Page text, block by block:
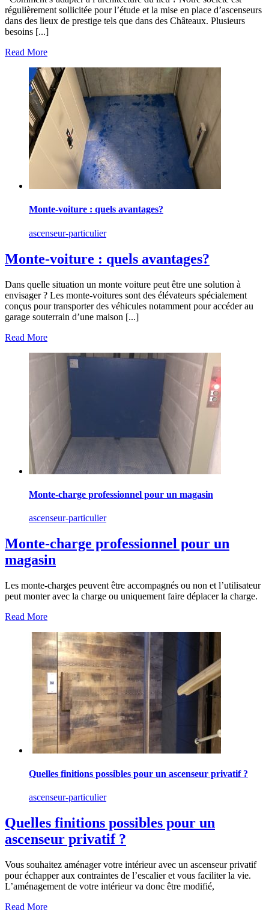
régulièrement sollicitée pour l’étude et la mise en place d’ascenseurs
dans des lieux de prestige tels que dans des Châteaux. Plusieurs
besoins [...]
Read More
Monte-voiture : quels avantages?
ascenseur-particulier
Monte-voiture : quels avantages?
Dans quelle situation un monte voiture peut être une solution à
envisager ? Les monte-voitures sont des élévateurs spécialement
conçus pour transporter des véhicules notamment pour accéder au
garage souterrain d’une maison [...]
Read More
Monte-charge professionnel pour un magasin
ascenseur-particulier
Monte-charge professionnel pour un
magasin
Les monte-charges peuvent être accompagnés ou non et l’utilisateur
peut monter avec la charge ou uniquement faire déplacer la charge.
Read More
Quelles finitions possibles pour un ascenseur privatif ?
ascenseur-particulier
Quelles finitions possibles pour un
ascenseur privatif ?
Vous souhaitez aménager votre intérieur avec un ascenseur privatif
pour échapper aux contraintes de l’escalier et vous faciliter la vie.
L’aménagement de votre intérieur va donc être modifié,
Read More